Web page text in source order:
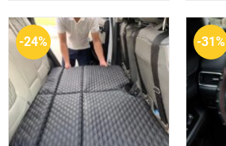
-24% -31%